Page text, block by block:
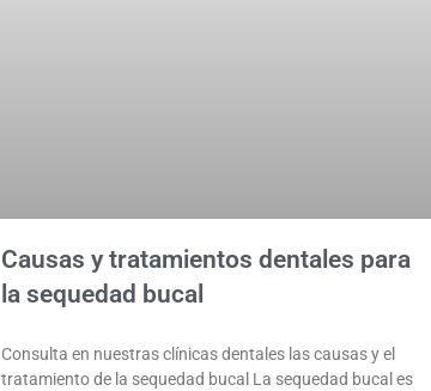
Causas y tratamientos dentales para
la sequedad bucal
Consulta en nuestras clínicas dentales las causas y el
tratamiento de la sequedad bucal La sequedad bucal es